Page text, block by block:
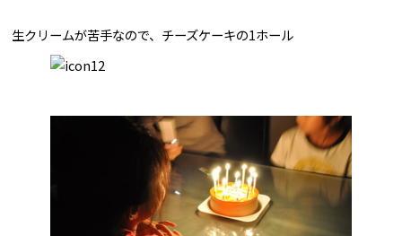
生クリームが苦手なので、チーズケーキの1ホール